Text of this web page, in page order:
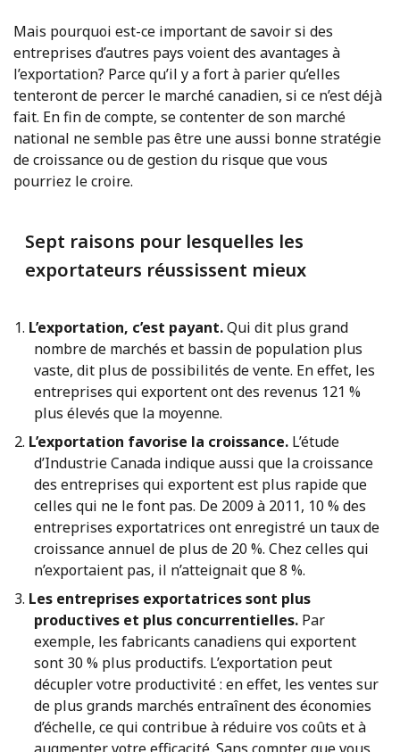
Mais pourquoi est-ce important de savoir si des
entreprises d’autres pays voient des avantages à
l’exportation? Parce qu’il y a fort à parier qu’elles
tenteront de percer le marché canadien, si ce n’est déjà
fait. En fin de compte, se contenter de son marché
national ne semble pas être une aussi bonne stratégie
de croissance ou de gestion du risque que vous
pourriez le croire.
Sept raisons pour lesquelles les
exportateurs réussissent mieux
L’exportation, c’est payant.Qui dit plus grand
nombre de marchés et bassin de population plus
vaste, dit plus de possibilités de vente. En effet, les
entreprises qui exportent ont des revenus 121 %
plus élevés que la moyenne.
L’exportation favorise la croissance.L’étude
d’Industrie Canada indique aussi que la croissance
des entreprises qui exportent est plus rapide que
celles qui ne le font pas. De 2009 à 2011, 10 % des
entreprises exportatrices ont enregistré un taux de
croissance annuel de plus de 20 %. Chez celles qui
n’exportaient pas, il n’atteignait que 8 %.
Les entreprises exportatrices sont plus
productives et plus concurrentielles. Par
exemple, les fabricants canadiens qui exportent
sont 30 % plus productifs. L’exportation peut
décupler votre productivité : en effet, les ventes sur
de plus grands marchés entraînent des économies
d’échelle, ce qui contribue à réduire vos coûts et à